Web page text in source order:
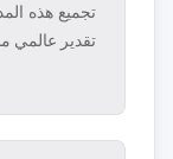
تجميع هذه
تقدير عالمي